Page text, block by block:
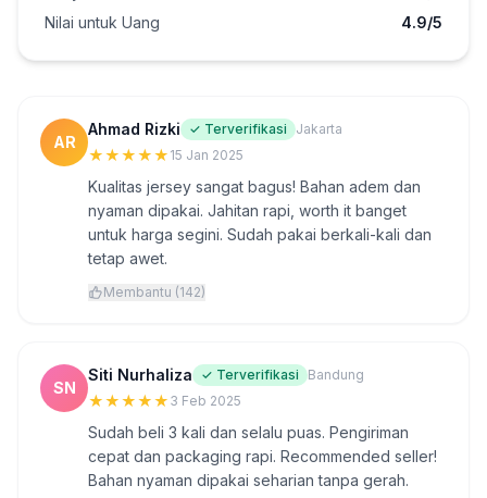
Nilai untuk Uang
4.9/5
AR
Ahmad Rizki ✓ Terverifikasi Jakarta
★★★★★ 15 Jan 2025
Kualitas jersey sangat bagus! Bahan adem dan
nyaman dipakai. Jahitan rapi, worth it banget
untuk harga segini. Sudah pakai berkali-kali dan
tetap awet.
Membantu (142)
SN
Siti Nurhaliza ✓ Terverifikasi Bandung
★★★★★ 3 Feb 2025
Sudah beli 3 kali dan selalu puas. Pengiriman
cepat dan packaging rapi. Recommended seller!
Bahan nyaman dipakai seharian tanpa gerah.